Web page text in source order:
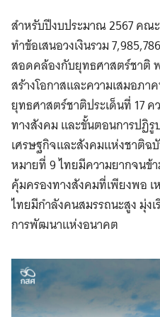
สำหรับปีงบประมาณ 2567 คณ
ทำข้อเสนอวงเงินรวม
สอดคล้องกับยุทธศาสตร์ชาติ
สร้างโอกาสและความเสมอภ
ยุทธศาสตร์ชาติประเด็นที่ 17
ทางสังคม และขั้นตอนการปฏิ
เศรษฐกิจและสังคมแห่งชาติฉ
หมายที่ 9 ไทยมีความยากจนข้
คุ้มครองทางสังคมที่เพียงพอ
ไทยมีกำลังคนสมรรถนะสูง มุ่ง
การพัฒนาแห่งอนาคต